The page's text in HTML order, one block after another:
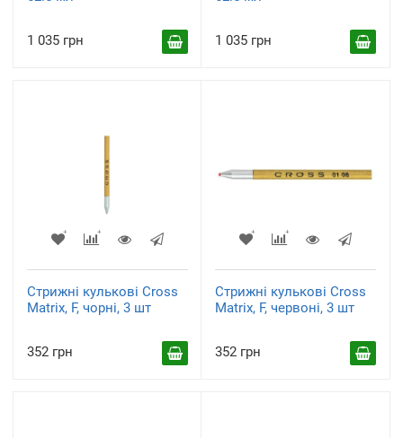
1 035 грн 1 035 грн
Стрижні кулькові Cross
Matrix, F, чорні, 3 шт
352 грн
Стрижні кулькові Cross
Matrix, F, червоні, 3 шт
352 грн